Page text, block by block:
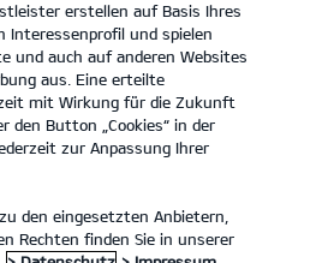
ERFAHREN
erstellen auf Basis Ihres
Interessenprofil und spielen
und auch auf anderen Websites
aus. Eine erteilte
mit Wirkung für die Zukunft
den Button „Cookies“ in der
zur Anpassung Ihrer
den eingesetzten Anbietern,
Rechten finden Sie in unserer